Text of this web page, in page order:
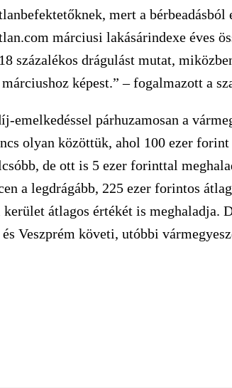
mert a
márciusi lakásárindexe éves
százalékos drágulást mutat,
képest.” – fogalmazott a
emelkedéssel párhuzamosan a
olyan közöttük, ahol 100 ezer
de ott is 5 ezer forinttal
a legdrágább, 225 ezer forintos
átlagos értékét is meghaladja.
Veszprém követi, utóbbi